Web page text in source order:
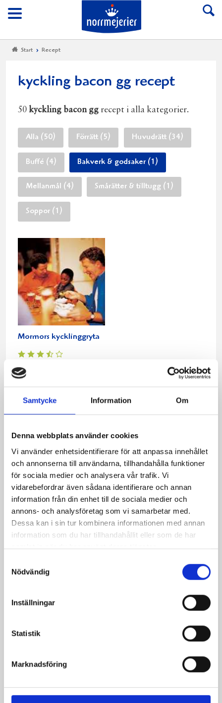
Samtycke Information Om
Denna webbplats använder cookies
Vi använder enhetsidentifierare för att anpassa innehållet
och annonserna till användarna, tillhandahålla funktioner
för sociala medier och analysera vår trafik. Vi
vidarebefordrar även sådana identifierare och annan
information från din enhet till de sociala medier och
annons- och analysföretag som vi samarbetar med.
Dessa kan i sin tur kombinera informationen med annan
information som du har tillhandahållit eller som de har
samlat in när du har använt deras tjänster.
Nödvändig
Inställningar
Statistik
Marknadsföring
Meny
Till Norrmejerier
Start Recept
kyckling bacon gg recept
50 kyckling bacon gg recept i alla kategorier.
Alla (50) Förrätt (5) Huvudrätt (34)
Buffé (4) Bakverk & godsaker (1)
Mellanmål (4) Smårätter & tilltugg (1)
Soppor (1)
Mormors kycklinggryta
Relaterade recept:
kyckling bacon kyckling bacon
på
Facebook
på
Twitter
på
Pinterest
via
e-
post
ut
Bäst i test: Norrmejeriers laktosfria
Vi kan stolt konstatera att vår laktosfria Mellanmjölk
200 norrlänningar fick deltog vid provsmakningen. Vår
Läs mer